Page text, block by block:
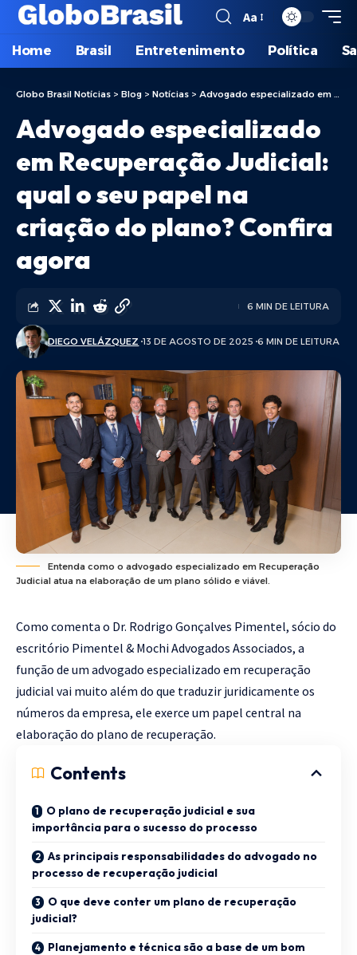
Aa
Home Brasil Entretenimento Política
Globo Brasil Notícias > Blog > Notícias > Advogado especializado em Recuperação Judicial: qual o seu papel na criação do plano? Confira agora
Advogado especializado
em Recuperação Judicial:
qual o seu papel na
criação do plano? Confira
agora
DIEGO VELÁZQUEZ 13 DE AGOSTO DE 2025 6 MIN DE LEITURA
6 MIN DE LEITURA
Entenda como o advogado especializado em Recuperação
Judicial atua na elaboração de um plano sólido e viável.
Como comenta o Dr. Rodrigo Gonçalves Pimentel, sócio do
escritório Pimentel & Mochi Advogados Associados, a
função de um advogado especializado em recuperação
judicial vai muito além do que traduzir juridicamente os
números da empresa, ele exerce um papel central na
elaboração do plano de recuperação.
Contents
O plano de recuperação judicial e sua
importância para o sucesso do processo
As principais responsabilidades do advogado no
processo de recuperação judicial
O que deve conter um plano de recuperação
judicial?
Planejamento e técnica são a base de um bom